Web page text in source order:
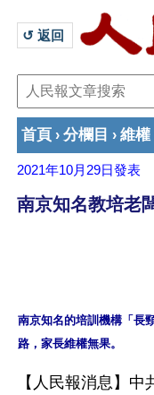
↺ 返回
首頁 › 分欄目 › 維權
2021年10月29日發表
南京知名教培老
南京知名的培訓機構「長
【人民報消息】